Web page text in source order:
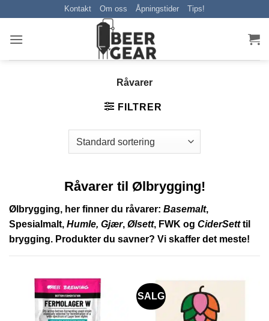
content
Kontakt Om oss Åpningstider Tips!
Råvarer
FILTRER
Råvarer til Ølbrygging!
Ølbrygging, her finner du råvarer: Basemalt,
Spesialmalt, Humle, Gjær, Ølsett, FWK og CiderSetttil
brygging. Produkter du savner? Vi skaffer det meste!
SALG